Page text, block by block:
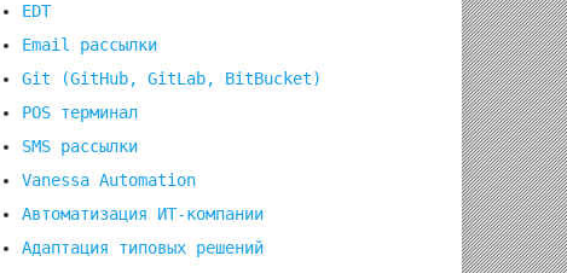
EDT
Email рассылки
Git (GitHub, GitLab, BitBucket)
POS терминал
SMS рассылки
Vanessa Automation
Автоматизация ИТ-компании
Адаптация типовых решений